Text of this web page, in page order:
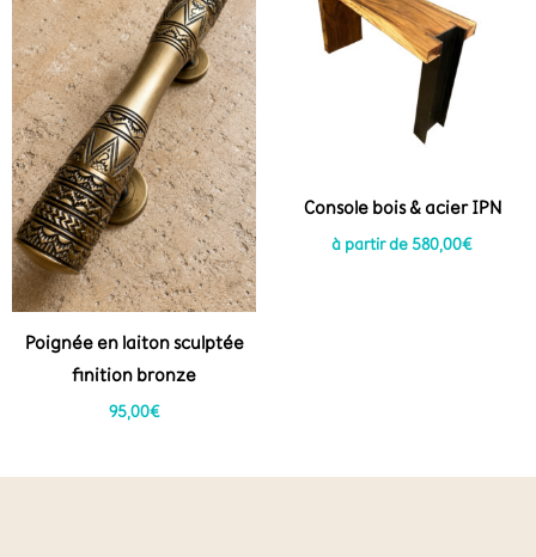
Poignée en laiton sculptée
finition bronze
95,00€
Console bois & acier IPN
à partir de 580,00€